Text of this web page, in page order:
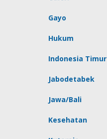
Gayo
Hukum
Indonesia Timur
Jabodetabek
Jawa/Bali
Kesehatan